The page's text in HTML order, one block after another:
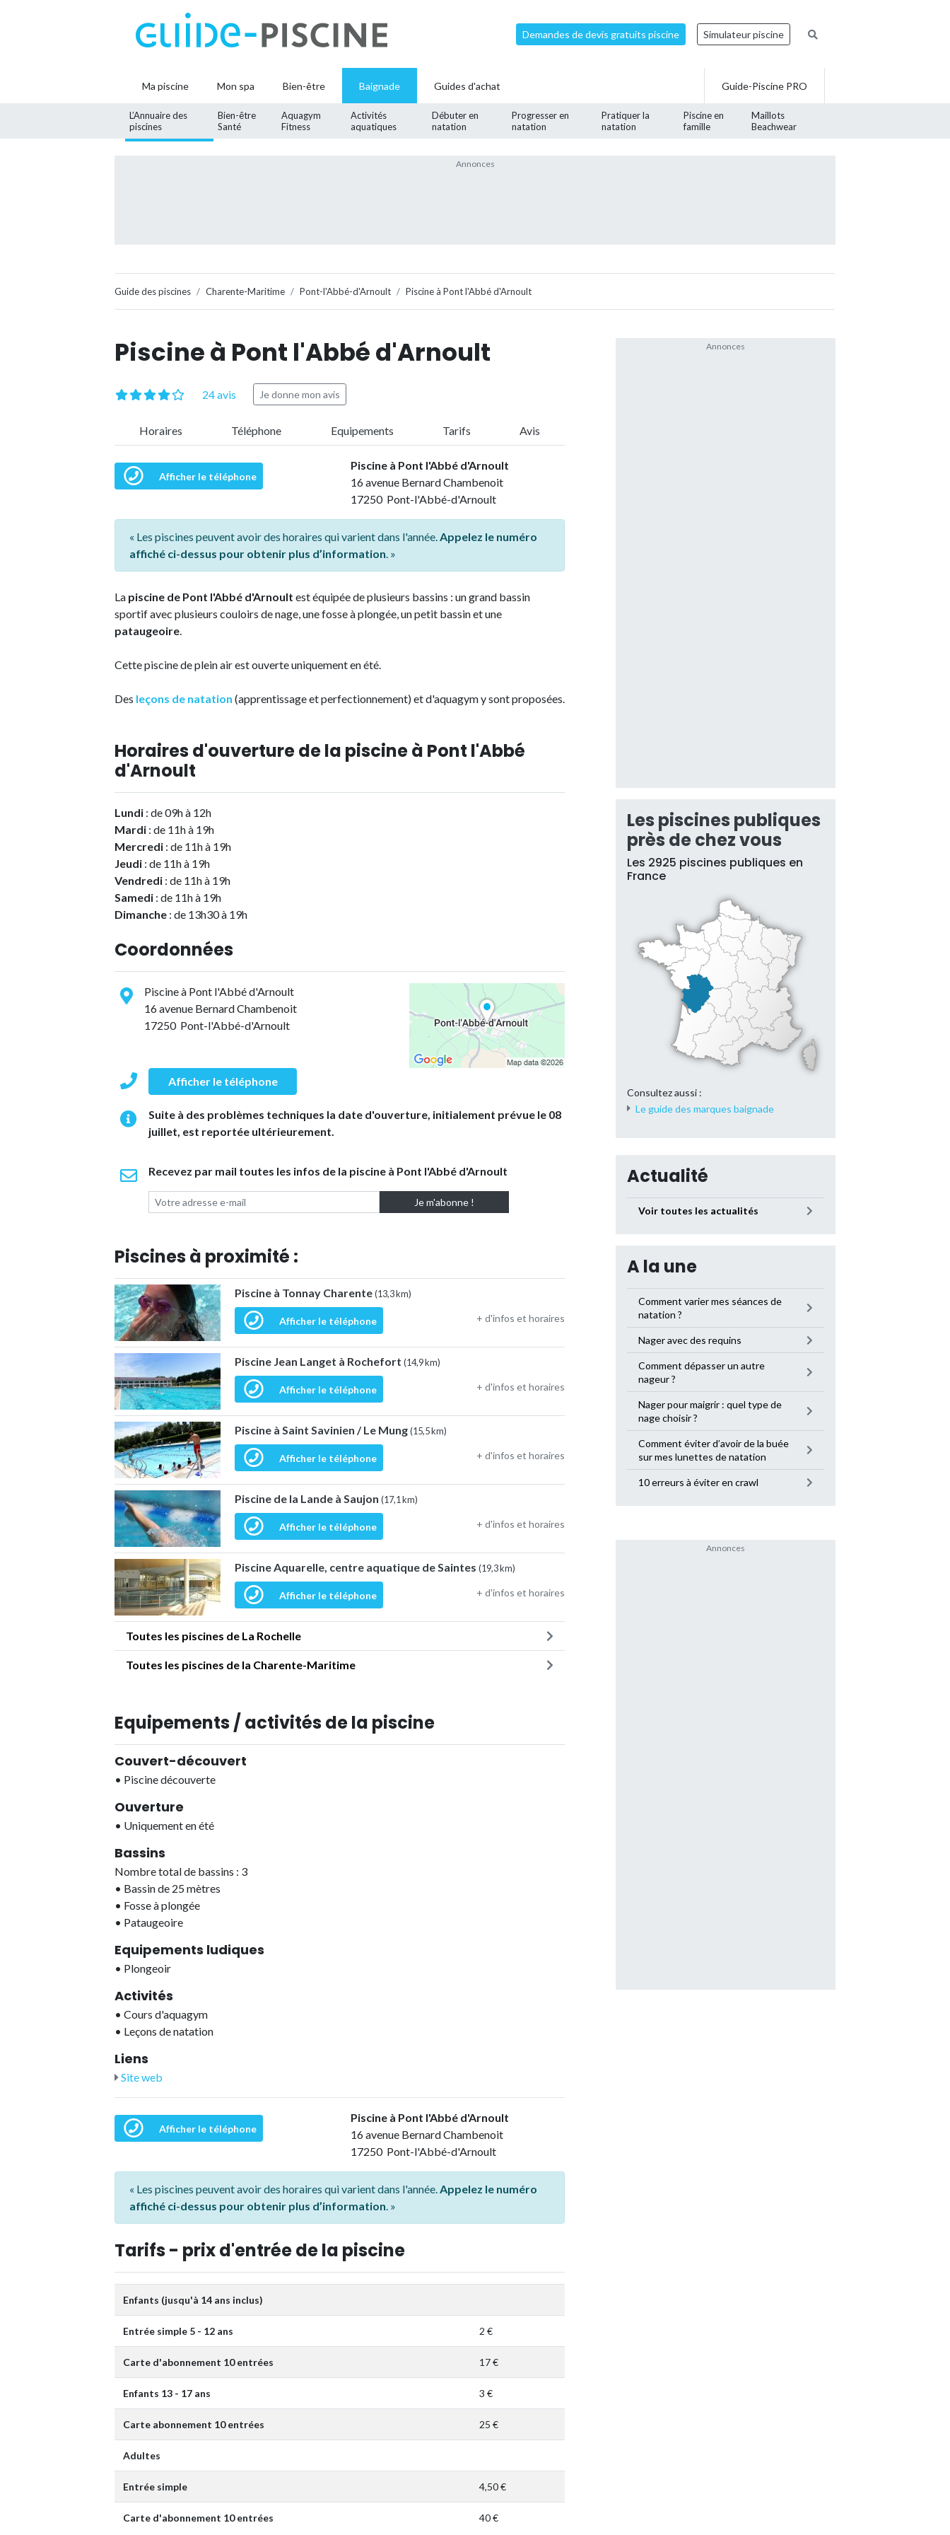
Demandes de devis gratuits piscine Simulateur piscine
Ma piscine Mon spa Bien-être Baignade
L’Annuaire des
piscines
Bien-être
Santé
Aquagym
Fitness
Activités
aquatiques
Débuter en
natation
Progresser en
natation
Pratiquer la
natation
Piscine en
famille
Maillots
Beachwear
Guides d'achat Guide-Piscine PRO
Guide des piscines Charente-Maritime Pont-l'Abbé-d'Arnoult Piscine à Pont l'Abbé d'Arnoult
Piscine à Pont l'Abbé d'Arnoult
24 avis Je donne mon avis
Horaires Téléphone Equipements Tarifs Avis
Afficher le téléphone
Piscine à Pont l'Abbé d'Arnoult
16 avenue Bernard Chambenoit
17250 Pont-l'Abbé-d'Arnoult
« Les piscines peuvent avoir des horaires qui varient dans l'année.Appelez le numéro
affiché ci-dessus pour obtenir plus d’information. »
La piscine de Pont l'Abbé d'Arnoult est équipée de plusieurs bassins : un grand bassin
sportif avec plusieurs couloirs de nage, une fosse à plongée, un petit bassin et une
pataugeoire.
Cette piscine de plein air est ouverte uniquement en été.
Des leçons de natation (apprentissage et perfectionnement) et d'aquagym y sont proposées.
Horaires d'ouverture de la piscine à Pont l'Abbé
d'Arnoult
Lundi : de 09h à 12h
Mardi : de 11h à 19h
Mercredi : de 11h à 19h
Jeudi : de 11h à 19h
Vendredi : de 11h à 19h
Samedi : de 11h à 19h
Dimanche : de 13h30 à 19h
Coordonnées
Piscine à Pont l'Abbé d'Arnoult
16 avenue Bernard Chambenoit
17250 Pont-l'Abbé-d'Arnoult
Afficher le téléphone
Suite à des problèmes techniques la date d'ouverture, initialement prévue le 08
juillet, est reportée ultérieurement.
Recevez par mail toutes les infos de la piscine à Pont l'Abbé d'Arnoult
Piscines à proximité :
Piscine à Tonnay Charente(13,3 km)
Afficher le téléphone + d'infos et horaires
Piscine Jean Langet à Rochefort (14,9 km)
Afficher le téléphone + d'infos et horaires
Piscine à Saint Savinien / Le Mung(15,5 km)
Afficher le téléphone + d'infos et horaires
Piscine de la Lande à Saujon (17,1 km)
Afficher le téléphone + d'infos et horaires
Piscine Aquarelle, centre aquatique de Saintes (19,3 km)
Afficher le téléphone + d'infos et horaires
Toutes les piscines de La Rochelle
Toutes les piscines de la Charente-Maritime
Equipements / activités de la piscine
Couvert-découvert
• Piscine découverte
Ouverture
• Uniquement en été
Bassins
Nombre total de bassins : 3
• Bassin de 25 mètres
• Fosse à plongée
• Pataugeoire
Equipements ludiques
• Plongeoir
Activités
• Cours d'aquagym
• Leçons de natation
Liens
Site web
Afficher le téléphone
Piscine à Pont l'Abbé d'Arnoult
16 avenue Bernard Chambenoit
17250 Pont-l'Abbé-d'Arnoult
« Les piscines peuvent avoir des horaires qui varient dans l'année.Appelez le numéro
affiché ci-dessus pour obtenir plus d’information. »
Tarifs - prix d'entrée de la piscine
Enfants (jusqu'à 14 ans inclus)
Entrée simple 5 - 12 ans 2 €
Carte d'abonnement 10 entrées 17 €
Enfants 13 - 17 ans 3 €
Carte abonnement 10 entrées 25 €
Adultes
Entrée simple 4,50 €
Carte d'abonnement 10 entrées 40 €
Les piscines publiques
près de chez vous
Les 2925 piscines publiques en
France
Consultez aussi :
Le guide des marques baignade
Actualité
Voir toutes les actualités
A la une
Comment varier mes séances de
natation ?
Nager avec des requins
Comment dépasser un autre
nageur ?
Nager pour maigrir : quel type de
nage choisir ?
Comment éviter d’avoir de la buée
sur mes lunettes de natation
10 erreurs à éviter en crawl